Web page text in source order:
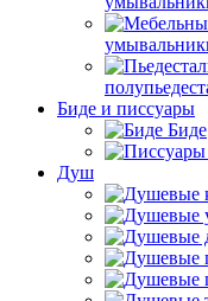
Биде и писсуары
Биде
Душ